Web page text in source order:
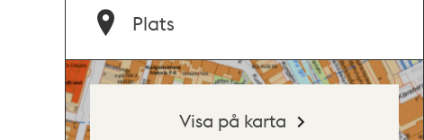
Plats
Visa på karta